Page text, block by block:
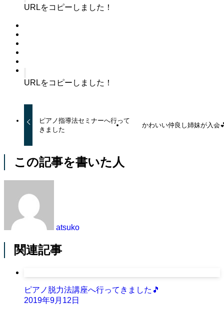
URLをコピーしました！
URLをコピーしました！
ピアノ指導法セミナーへ行って
きました
かわいい仲良し姉妹が入会
この記事を書いた人
atsuko
関連記事
ピアノ脱力法講座へ行ってきました🎵
2019年9月12日